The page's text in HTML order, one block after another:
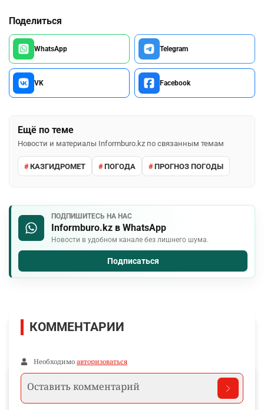
Поделиться
WhatsApp Telegram
VK Facebook
Ещё по теме
Новости и материалы Informburo.kz по связанным темам
КАЗГИДРОМЕТ ПОГОДА ПРОГНОЗ ПОГОДЫ
ПОДПИШИТЕСЬ НА НАС
Informburo.kz в WhatsApp
Новости в удобном канале без лишнего шума.
Подписаться
КОММЕНТАРИИ
Необходимо авторизоваться